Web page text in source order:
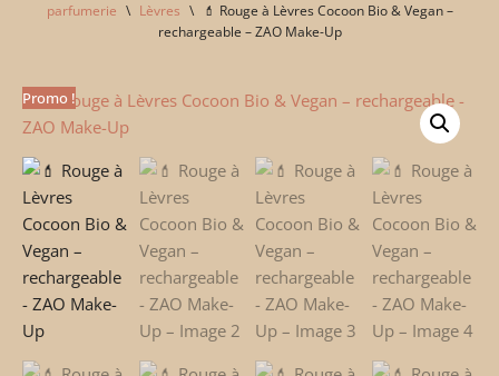
parfumerie \ Lèvres \
💄 Rouge à Lèvres Cocoon Bio & Vegan –
rechargeable – ZAO Make-Up
Promo !